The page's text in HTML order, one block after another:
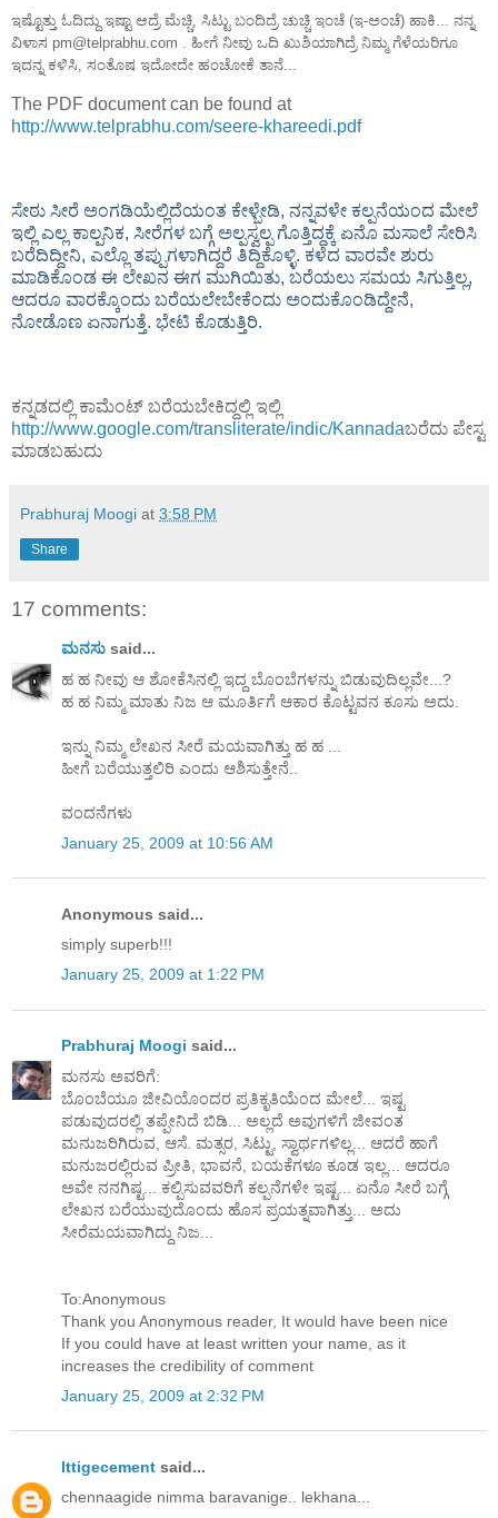
ಇಷ್ಟೊತ್ತು ಓದಿದ್ದು ಇಷ್ಟಾ ಆದ್ರೆ ಮೆಚ್ಚಿ, ಸಿಟ್ಟು ಬಂದಿದ್ರೆ ಚುಚ್ಚಿ ಇಂಚೆ (ಇ-ಅಂಚೆ) ಹಾಕಿ... ನನ್ನ
ವಿಳಾಸ pm@telprabhu.com . ಹೀಗೆ ನೀವು ಒದಿ ಖುಶಿಯಾಗಿದ್ರೆ ನಿಮ್ಮ ಗೆಳೆಯರಿಗೂ
ಇದನ್ನ ಕಳಿಸಿ, ಸಂತೊಷ ಇದೋದೇ ಹಂಚೋಕೆ ತಾನೆ...
The PDF document can be found at
http://www.telprabhu.com/seere-khareedi.pdf
ಸೇಠು ಸೀರೆ ಅಂಗಡಿಯೆಲ್ಲಿದೆಯಂತ ಕೇಳ್ಬೇಡಿ, ನನ್ನವಳೇ ಕಲ್ಪನೆಯಂದ ಮೇಲೆ
ಇಲ್ಲಿ ಎಲ್ಲ ಕಾಲ್ಪನಿಕ, ಸೀರೆಗಳ ಬಗ್ಗೆ ಅಲ್ಪಸ್ವಲ್ಪ ಗೊತ್ತಿದ್ದಕ್ಕೆ ಏನೊ ಮಸಾಲೆ ಸೇರಿಸಿ
ಬರೆದಿದ್ದೀನಿ, ಎಲ್ಲೊ ತಪ್ಪುಗಳಾಗಿದ್ದರೆ ತಿದ್ದಿಕೊಳ್ಳಿ. ಕಳೆದ ವಾರವೇ ಶುರು
ಮಾಡಿಕೊಂಡ ಈ ಲೇಖನ ಈಗ ಮುಗಿಯಿತು, ಬರೆಯಲು ಸಮಯ ಸಿಗುತ್ತಿಲ್ಲ,
ಆದರೂ ವಾರಕ್ಕೊಂದು ಬರೆಯಲೇಬೇಕೆಂದು ಅಂದುಕೊಂಡಿದ್ದೇನೆ,
ನೋಡೊಣ ಏನಾಗುತ್ತೆ. ಭೇಟಿ ಕೊಡುತ್ತಿರಿ.
ಕನ್ನಡದಲ್ಲಿ ಕಾಮೆಂಟ್ ಬರೆಯಬೇಕಿದ್ದಲ್ಲಿ ಇಲ್ಲಿ
http://www.google.com/transliterate/indic/Kannadaಬರೆದು ಪೇಸ್ಟ
ಮಾಡಬಹುದು
Prabhuraj Moogi at 3:58 PM
Share
17 comments:
ಮನಸು said...
ಹ ಹ ನೀವು ಆ ಶೋಕೆಸಿನಲ್ಲಿ ಇದ್ದ ಬೊಂಬೆಗಳನ್ನು ಬಿಡುವುದಿಲ್ಲವೇ...?
ಹ ಹ ನಿಮ್ಮ ಮಾತು ನಿಜ ಆ ಮೂರ್ತಿಗೆ ಆಕಾರ ಕೊಟ್ಟವನ ಕೂಸು ಅದು.
ಇನ್ನು ನಿಮ್ಮ ಲೇಖನ ಸೀರೆ ಮಯವಾಗಿತ್ತು ಹ ಹ ...
ಹೀಗೆ ಬರೆಯುತ್ತಲಿರಿ ಎಂದು ಆಶಿಸುತ್ತೇನೆ..
ವಂದನೆಗಳು
January 25, 2009 at 10:56 AM
Anonymous said...
simply superb!!!
January 25, 2009 at 1:22 PM
Prabhuraj Moogi said...
ಮನಸು ಅವರಿಗೆ:
ಬೊಂಬೆಯೂ ಜೀವಿಯೊಂದರ ಪ್ರತಿಕೃತಿಯೆಂದ ಮೇಲೆ... ಇಷ್ಟ
ಪಡುವುದರಲ್ಲಿ ತಪ್ಪೇನಿದೆ ಬಿಡಿ... ಅಲ್ಲದೆ ಅವುಗಳಿಗೆ ಜೀವಂತ
ಮನುಜರಿಗಿರುವ, ಆಸೆ. ಮತ್ಸರ, ಸಿಟ್ಟು, ಸ್ವಾರ್ಥಗಳಿಲ್ಲ... ಆದರೆ ಹಾಗೆ
ಮನುಜರಲ್ಲಿರುವ ಪ್ರೀತಿ, ಭಾವನೆ, ಬಯಕೆಗಳೂ ಕೂಡ ಇಲ್ಲ... ಆದರೂ
ಅವೇ ನನಗಿಷ್ಟ... ಕಲ್ಪಿಸುವವರಿಗೆ ಕಲ್ಪನೆಗಳೇ ಇಷ್ಟ... ಏನೊ ಸೀರೆ ಬಗ್ಗೆ
ಲೇಖನ ಬರೆಯುವುದೊಂದು ಹೊಸ ಪ್ರಯತ್ನವಾಗಿತ್ತು... ಅದು
ಸೀರೆಮಯವಾಗಿದ್ದು ನಿಜ...
To:Anonymous
Thank you Anonymous reader, It would have been nice
If you could have at least written your name, as it
increases the credibility of comment
January 25, 2009 at 2:32 PM
Ittigecement said...
chennaagide nimma baravanige.. lekhana...